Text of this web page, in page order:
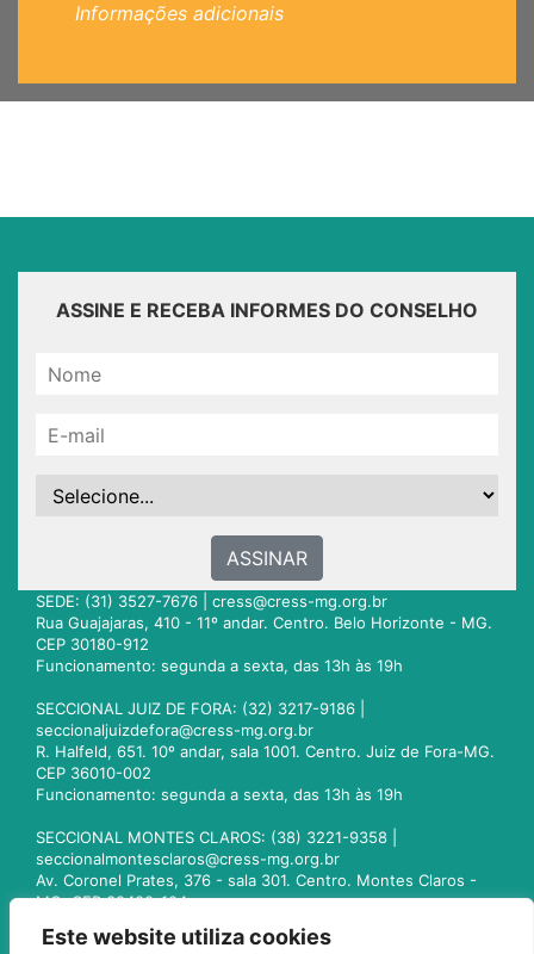
Este website utiliza cookies
Informações adicionais
ASSINE E RECEBA INFORMES DO CONSELHO
ASSINAR
SEDE: (31) 3527-7676 | cress@cress-mg.org.br
Rua Guajajaras, 410 - 11º andar. Centro. Belo Horizonte - MG.
CEP 30180-912
Funcionamento: segunda a sexta, das 13h às 19h
SECCIONAL JUIZ DE FORA: (32) 3217-9186 |
seccionaljuizdefora@cress-mg.org.br
R. Halfeld, 651. 10º andar, sala 1001. Centro. Juiz de Fora-MG.
CEP 36010-002
Funcionamento: segunda a sexta, das 13h às 19h
SECCIONAL MONTES CLAROS: (38) 3221-9358 |
seccionalmontesclaros@cress-mg.org.br
Av. Coronel Prates, 376 - sala 301. Centro. Montes Claros -
MG. CEP 39400-104